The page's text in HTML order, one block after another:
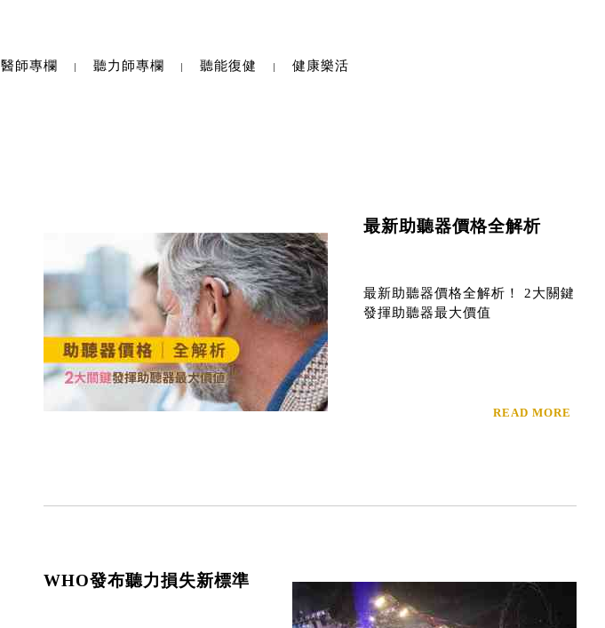
醫師專欄 聽力師專欄 聽能復健 健康樂活
最新助聽器價格全解析
最新助聽器價格全解析！ 2大關鍵
發揮助聽器最大價值
READ MORE
WHO發布聽力損失新標準